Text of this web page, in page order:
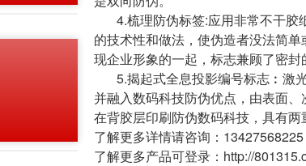
4.梳理防伪标签:应用非常不干胶
的技术性和做法，使伪造者没法简
现企业形象的一起，标志兼顾了密封
5.揭起式全息投影编号标志︰激光
并融入数码科技防伪优点，由表面
在背胶层印刷防伪数码科技，具有两
了解更多详情请咨询：13427568225
了解更多产品可登录：http://